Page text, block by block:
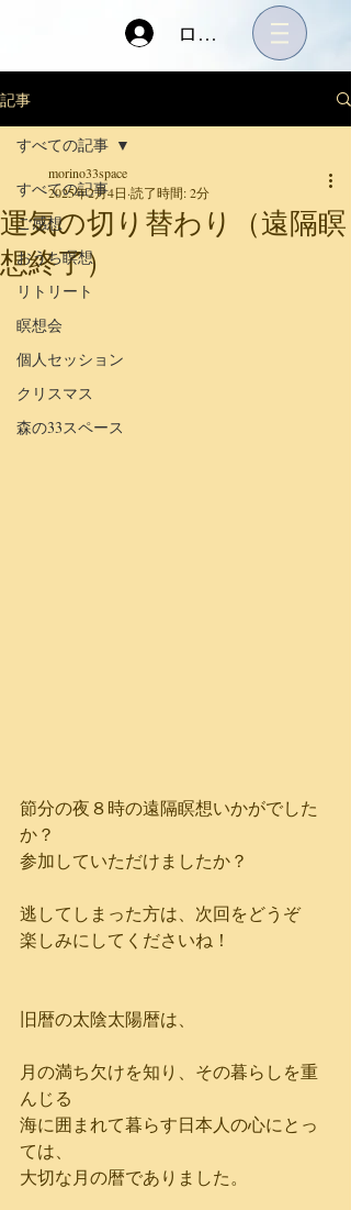
ログイン
記事
すべての記事
ご感想
おうち瞑想
リトリート
瞑想会
個人セッション
クリスマス
森の33スペース
すべての記事
運気の切り替わり（遠隔瞑
想終了）
morino33space
2025年2月4日 読了時間: 2分
節分の夜８時の遠隔瞑想いかがでした
か？
参加していただけましたか？
逃してしまった方は、次回をどうぞ
楽しみにしてくださいね！
旧暦の太陰太陽暦は、
月の満ち欠けを知り、その暮らしを重
んじる
海に囲まれて暮らす日本人の心にとっ
ては、
大切な月の暦でありました。